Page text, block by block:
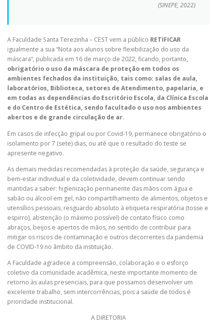
(SINEPE, 2022)
A Faculdade Santa Terezinha – CEST vem a público RETIFICAR
igualmente a sua “Nota aos alunos sobre flexibilização do uso da
máscara”, publicada em 16 de março de 2022, ficando, portanto,
obrigatório o uso da máscara de proteção em todos os
ambientes fechados da instituição, tais como: salas de aula,
laboratórios, Biblioteca, setores de Atendimento, papelaria, e
em todas as dependências do Escritório Escola, da Clínica Escola
e do Centro de Estética, sendo facultado o uso nos ambientes
abertos e de grande circulação de ar.
Em casos de infecção gripal ou por Covid-19, permanece obrigatório o
isolamento por 7 (sete) dias, ou até que o resultado do teste se
apresente negativo.
As demais medidas recomendadas à proteção da saúde, segurança e
bem-estar individual e da coletividade, devem continuar sendo
mantidas a saber: higienização permanente das mãos com água e
sabão ou álcool em gel, não compartilhamento de alimentos, objetos e
utensílios pessoais, resguardo absoluto à etiqueta respiratória (tosse e
espirro), abstenção (o máximo possível) de contato físico como
abraços, beijos e apertos de mãos, no sentido de contribuir para
mitigar os riscos de contaminação e outros decorrentes da pandemia
de COVID-19 no âmbito da instituição.
A Faculdade agradece a compreensão, colaboração e o esforço
coletivo da comunidade acadêmica, neste importante momento de
retorno às aulas presenciais, para que possamos desenvolver um
excelente trabalho, sem intercorrências, pois a saúde de todos é
prioridade institucional.
A DIRETORIA